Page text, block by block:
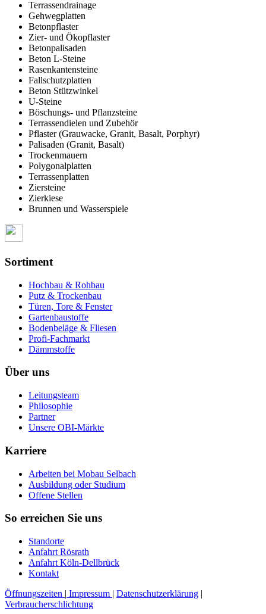
Terrassendrainage
Gehwegplatten
Betonpflaster
Zier- und Ökopflaster
Betonpalisaden
Beton L-Steine
Rasenkantensteine
Fallschutzplatten
Beton Stützwinkel
U-Steine
Böschungs- und Pflanzsteine
Terrassendielen und Zubehör
Pflaster (Grauwacke, Granit, Basalt, Porphyr)
Palisaden (Granit, Basalt)
Trockenmauern
Polygonalplatten
Terrassenplatten
Ziersteine
Zierkiese
Brunnen und Wasserspiele
Sortiment
Hochbau & Rohbau
Putz & Trockenbau
Türen, Tore & Fenster
Gartenbaustoffe
Bodenbeläge & Fliesen
Profi-Fachmarkt
Dämmstoffe
Über uns
Leitungsteam
Philosophie
Partner
Unsere OBI-Märkte
Karriere
Arbeiten bei Mobau Selbach
Ausbildung oder Studium
Offene Stellen
So erreichen Sie uns
Standorte
Anfahrt Rösrath
Anfahrt Köln-Dellbrück
Kontakt
Öffnungszeiten | Impressum | Datenschutzerklärung |
Verbraucherschlichtung